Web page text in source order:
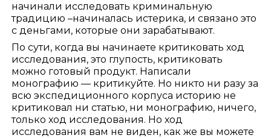
начинали исследовать криминальную
традицию –начиналась истерика, и связано это
с деньгами, которые они зарабатывают.
По сути, когда вы начинаете критиковать ход
исследования, это глупость, критиковать
можно готовый продукт. Написали
монографию — критикуйте. Но никто ни разу за
всю экспедиционного корпуса историю не
критиковал ни статью, ни монографию, ничего,
только ход исследования. Но ход
исследования вам не виден, как же вы можете